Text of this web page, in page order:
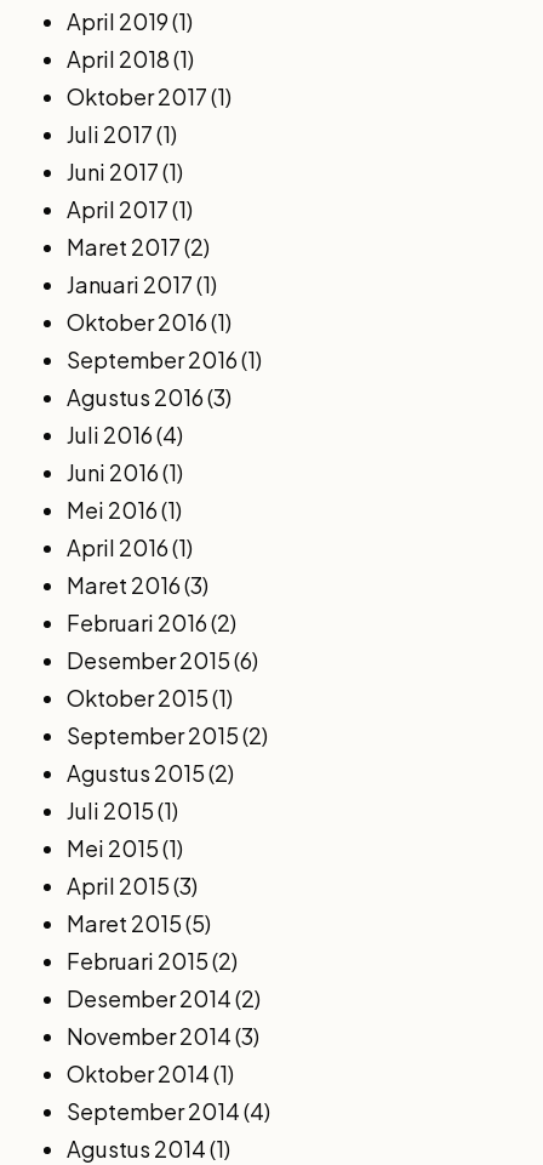
April 2019(1)
April 2018(1)
Oktober 2017(1)
Juli 2017(1)
Juni 2017(1)
April 2017(1)
Maret 2017(2)
Januari 2017(1)
Oktober 2016(1)
September 2016(1)
Agustus 2016(3)
Juli 2016(4)
Juni 2016(1)
Mei 2016(1)
April 2016(1)
Maret 2016(3)
Februari 2016(2)
Desember 2015(6)
Oktober 2015(1)
September 2015(2)
Agustus 2015(2)
Juli 2015(1)
Mei 2015(1)
April 2015(3)
Maret 2015(5)
Februari 2015(2)
Desember 2014(2)
November 2014(3)
Oktober 2014(1)
September 2014(4)
Agustus 2014(1)